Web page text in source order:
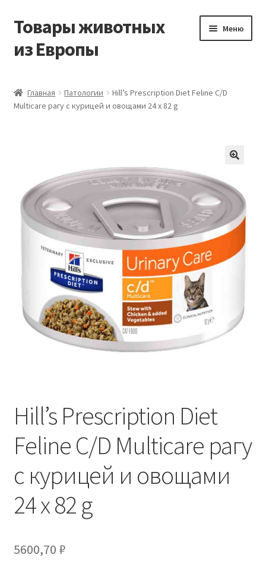
Перейти
навигации
Перейти
содержимому
Товары животных
из Европы
Меню
Виды доставки
Корзина
Мой аккаунт
О компании
Оформление заказа
Главная Патологии
Hill’s Prescription Diet Feline C/D
Multicare рагу с курицей и овощами 24 x 82 g
Hill’s Prescription Diet
Feline C/D Multicare рагу
с курицей и овощами
24 x 82 g
5600,70 ₽